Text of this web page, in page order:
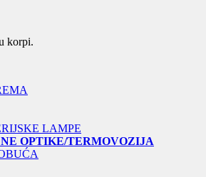
korpi.
LAMPE
OPTIKE/TERMOVOZIJA